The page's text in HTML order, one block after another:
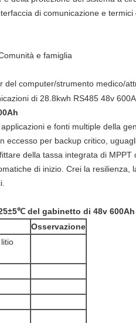
di comunicazione e termici
e famiglia
del computer/strumento medico/
e fonti multiple della
eccesso per backup critico,
della tassa integrata di
di inizio. Crei la
del gabinetto di 48v
Osservazione